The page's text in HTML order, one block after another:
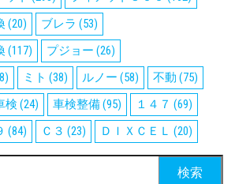
(20) ブレラ (53)
(117) プジョー (26)
ミト (38) ルノー (58) 不動 (75)
検 (24) 車検整備(95) １４７ (69)
(84) Ｃ３ (23) ＤＩＸＣＥＬ (20)